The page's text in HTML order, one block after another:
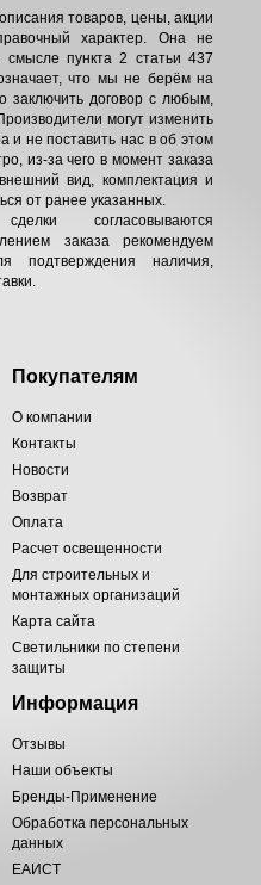
товаров, цены, акции
характер. Она не
пункта 2 статьи 437
что мы не берём на
заключить договор с любым,
могут изменить
и не поставить нас в об этом
из-за чего в момент заказа
вид, комплектация и
от ранее указанных.
согласовываются
заказа рекомендуем
подтверждения наличия,
Покупателям
О компании
Контакты
Новости
Возврат
Оплата
Расчет освещенности
Для строительных и
монтажных организаций
Карта сайта
Светильники по степени
защиты
Информация
Отзывы
Наши объекты
Бренды-Применение
Обработка персональных
данных
ЕАИСТ